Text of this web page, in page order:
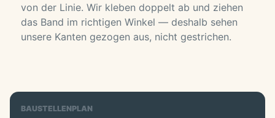
von der Linie. Wir kleben doppelt ab und ziehen
das Band im richtigen Winkel — deshalb sehen
unsere Kanten gezogen aus, nicht gestrichen.
BAUSTELLENPLAN